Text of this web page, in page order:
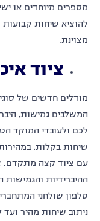
מספרים מיוחדים או
להוציא שיחות קבועות
מצוינת.
ציוד
מודלים חדשים של
המשלבים גמישות,
לכם ולעובדי המוקד
שיחות בקלות,
עם ציוד קצה מתקדם.
ההיברידיות
טלפון שולחני
ניתוב שיחות מהיר ועד